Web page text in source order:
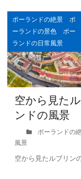
ポーランドの絶景 ポ
ーランドの景色 ポー
ランドの日常風景
空から見た
ンドの風景
ポーランドの
風景
空から見たルブリン